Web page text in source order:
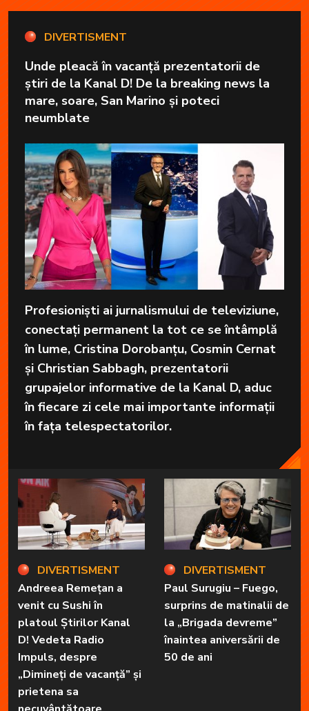
DIVERTISMENT
Unde pleacă în vacanță prezentatorii de
știri de la Kanal D! De la breaking news la
mare, soare, San Marino și poteci
neumblate
Profesioniști ai jurnalismului de televiziune,
conectați permanent la tot ce se întâmplă
în lume, Cristina Dorobanțu, Cosmin Cernat
și Christian Sabbagh, prezentatorii
grupajelor informative de la Kanal D, aduc
în fiecare zi cele mai importante informații
în fața telespectatorilor.
DIVERTISMENT
Andreea Remețan a
venit cu Sushi în
platoul Știrilor Kanal
D! Vedeta Radio
Impuls, despre
„Dimineți de vacanță” și
prietena sa
DIVERTISMENT
Paul Surugiu – Fuego,
surprins de matinalii de
la „Brigada devreme”
înaintea aniversării de
50 de ani